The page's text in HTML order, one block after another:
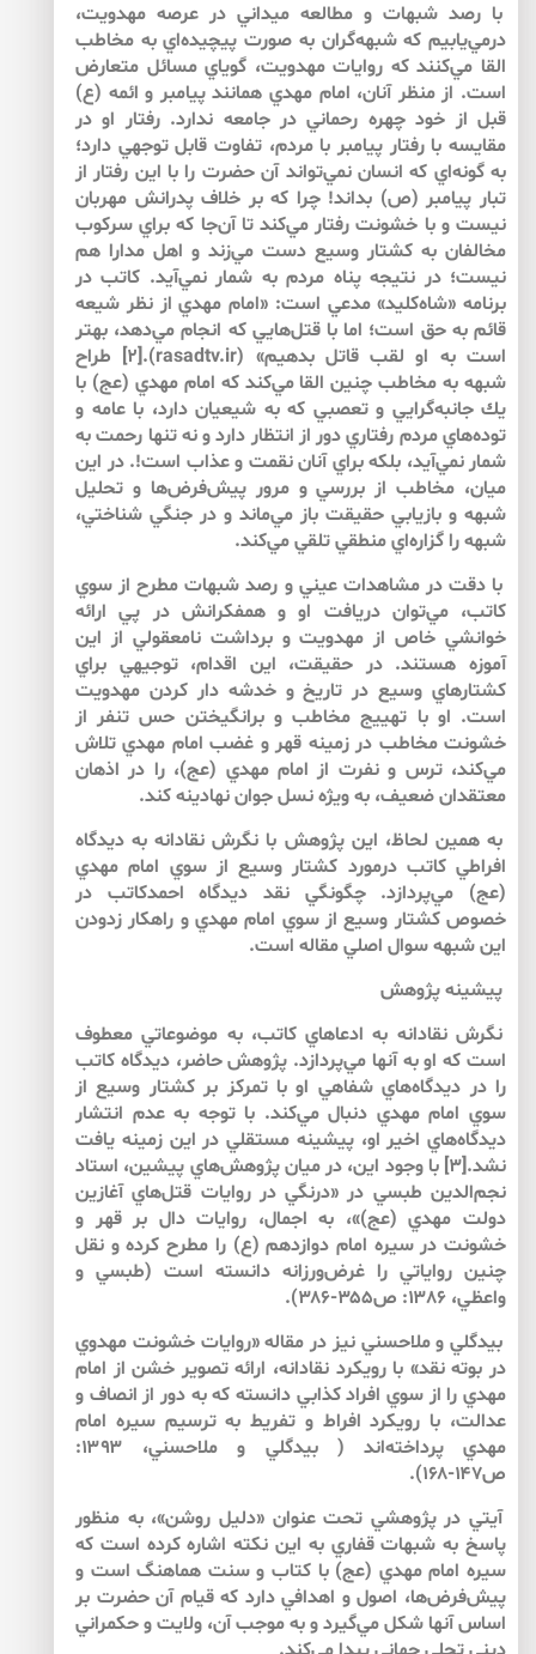
با رصد شبهات و مطالعه ميداني در عرصه مهدويت،
درمي‌يابيم كه شبهه‌گران به صورت پيچيده‌اي به مخاطب
القا مي‌كنند كه روايات مهدويت، گوياي مسائل متعارض
است. از منظر آنان، امام مهدي همانند پيامبر و ائمه (ع)
قبل از خود چهره رحماني در جامعه ندارد. رفتار او در
مقايسه با رفتار پيامبر با مردم، تفاوت قابل توجهي دارد؛
به گونه‌اي كه انسان نمي‌تواند آن حضرت را با اين رفتار از
تبار پيامبر (ص) بداند! چرا كه بر خلاف پدرانش مهربان
نيست و با خشونت رفتار مي‌كند تا آن‌جا كه براي سركوب
مخالفان به كشتار وسيع دست مي‌زند و اهل مدارا هم
نيست؛ در نتيجه پناه مردم به شمار نمي‌آيد. كاتب در
برنامه «شاه‌كليد» مدعي است: «امام مهدي از نظر شيعه
قائم به حق است؛ اما با قتل‌هايي كه انجام مي‌دهد، بهتر
است به او لقب قاتل بدهيم» (rasadtv.ir).[2] طراح
شبهه به مخاطب چنين القا مي‌كند كه امام مهدي (عج) با
يك جانبه‌گرايي و تعصبي كه به شيعيان دارد، با عامه و
توده‌هاي مردم رفتاري دور از انتظار دارد و نه تنها رحمت به
شمار نمي‌آيد، بلكه براي آنان نقمت و عذاب است!‌. در اين
ميان، مخاطب از بررسي و مرور پيش‌فرض‌ها و تحليل
شبهه و بازيابي حقيقت باز مي‌ماند و در جنگي شناختي،
شبهه را گزاره‌اي منطقي تلقي مي‌كند.
با دقت در مشاهدات عيني و رصد شبهات مطرح از سوي
كاتب، مي‌توان دريافت او و همفكرانش در پي ارائه
خوانشي خاص از مهدويت و برداشت نامعقولي از اين
آموزه هستند. در حقيقت، اين اقدام، توجيهي براي
كشتارهاي وسيع در تاريخ و خدشه دار كردن مهدويت
است. او با تهييج مخاطب و برانگيختن حس تنفر از
خشونت مخاطب در زمينه قهر و غضب امام مهدي تلاش
مي‌كند، ترس و نفرت از امام مهدي (عج)، را در اذهان
معتقدان ضعيف، به ويژه نسل جوان نهادينه كند.
به همين لحاظ، اين پژوهش با نگرش نقادانه به ديدگاه
افراطي كاتب درمورد كشتار وسيع از سوي امام مهدي
(عج) مي‌پردازد. چگونگي نقد ديدگاه احمدكاتب در
خصوص كشتار وسيع از سوي امام مهدي و راهكار زدودن
اين شبهه سوال اصلي مقاله است.
پيشينه پژوهش
نگرش نقادانه به ادعاهاي كاتب، به موضوعاتي معطوف
است كه او به آن­ها مي‌پردازد. پژوهش حاضر، ديدگاه كاتب
را در ديدگاه‌هاي شفاهي او با تمركز بر كشتار وسيع از
سوي امام مهدي دنبال مي‌كند. با توجه به عدم انتشار
ديدگاه‌هاي اخير او، پيشينه مستقلي در اين زمينه يافت
نشد.[۳] با وجود اين، در ميان پژوهش‌هاي پيشين، استاد
نجم‌الدين طبسي در «درنگي در روايات قتل‌هاي آغازين
دولت مهدي (عج)»، به اجمال، روايات دال بر قهر و
خشونت در سيره امام دوازدهم (ع) را مطرح كرده و نقل
چنين رواياتي را غرض‌ورزانه دانسته است (طبسي و
واعظي، ۱۳۸۶: ص۳۵۵-۳۸۶).
بيدگلي و ملاحسني نيز در مقاله «روايات خشونت مهدوي
در بوته نقد» با رويكرد نقادانه، ارائه تصوير خشن از امام
مهدي را از سوي افراد كذابي دانسته‌ كه به دور از انصاف و
عدالت، با رويكرد افراط و تفريط به ترسيم سيره امام
مهدي پرداخته‌اند ( بيدگلي و ملاحسني، ۱۳۹۳:
ص۱۴۷-۱۶۸).
آيتي در پژوهشي تحت عنوان «دليل روشن»، به منظور
پاسخ به شبهات قفاري به اين نكته اشاره كرده است كه
سيره امام مهدي (عج) با كتاب و سنت هماهنگ است و
پيش‌فرض‌ها، اصول و اهدافي دارد كه قيام آن حضرت بر
اساس آن­ها شكل مي‌گيرد و به موجب آن، ولايت و حكمراني